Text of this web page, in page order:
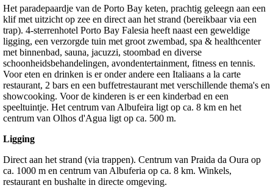
Het paradepaardje van de Porto Bay keten, prachtig geleegn aan een
klif met uitzicht op zee en direct aan het strand (bereikbaar via een
trap). 4-sterrenhotel Porto Bay Falesia heeft naast een geweldige
ligging, een verzorgde tuin met groot zwembad, spa & healthcenter
met binnenbad, sauna, jacuzzi, stoombad en diverse
schoonheidsbehandelingen, avondentertainment, fitness en tennis.
Voor eten en drinken is er onder andere een Italiaans a la carte
restaurant, 2 bars en een buffetrestaurant met verschillende thema's en
showcooking. Voor de kinderen is er een kinderbad en een
speeltuintje. Het centrum van Albufeira ligt op ca. 8 km en het
centrum van Olhos d'Agua ligt op ca. 500 m.
Ligging
Direct aan het strand (via trappen). Centrum van Praida da Oura op
ca. 1000 m en centrum van Albuferia op ca. 8 km. Winkels,
restaurant en bushalte in directe omgeving.